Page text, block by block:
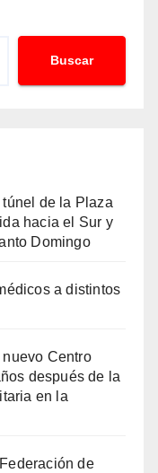
Buscar
de la Plaza
hacia el Sur y
Domingo
a distintos
Centro
después de la
en la
de